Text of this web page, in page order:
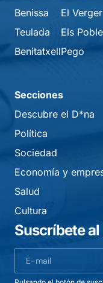
Benissa
Teulada
Benitatxell
El Verger
Els
Pego
Secciones
Descubre el D*na
Política
Sociedad
Economía y
Salud
Cultura
Suscríbete